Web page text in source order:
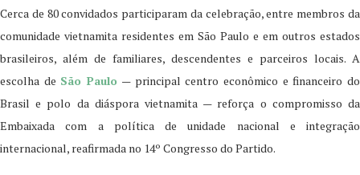
Cerca de 80 convidados participaram da celebração, entre membros da
comunidade vietnamita residentes em São Paulo e em outros estados
brasileiros, além de familiares, descendentes e parceiros locais. A
escolha de São Paulo — principal centro econômico e financeiro do
Brasil e polo da diáspora vietnamita — reforça o compromisso da
Embaixada com a política de unidade nacional e integração
internacional, reafirmada no 14º Congresso do Partido.